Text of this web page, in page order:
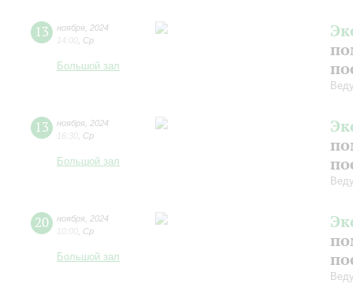
13 ноября 2024
14:00 Ср
Большой зал
13 ноября 2024
16:30 Ср
Большой зал
20 ноября 2024
10:00 Ср
Большой зал